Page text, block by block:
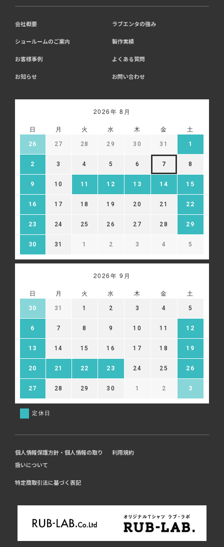
会社概要 ラブエンタの強み
ショールームのご案内 製作実績
お客様事例 よくある質問
お知らせ お問い合わせ
2026年 8月
日 月 火 水 木 金 土
26 27 28 29 30 31 1
2 3 4 5 6 7 8
9 10 11 12 13 14 15
16 17 18 19 20 21 22
23 24 25 26 27 28 29
30 31 1 2 3 4 5
2026年 9月
日 月 火 水 木 金 土
30 31 1 2 3 4 5
6 7 8 9 10 11 12
13 14 15 16 17 18 19
20 21 22 23 24 25 26
27 28 29 30 1 2 3
定休日
個人情報保護方針・個人情報の取り
扱いについて
利用規約
特定商取引法に基づく表記